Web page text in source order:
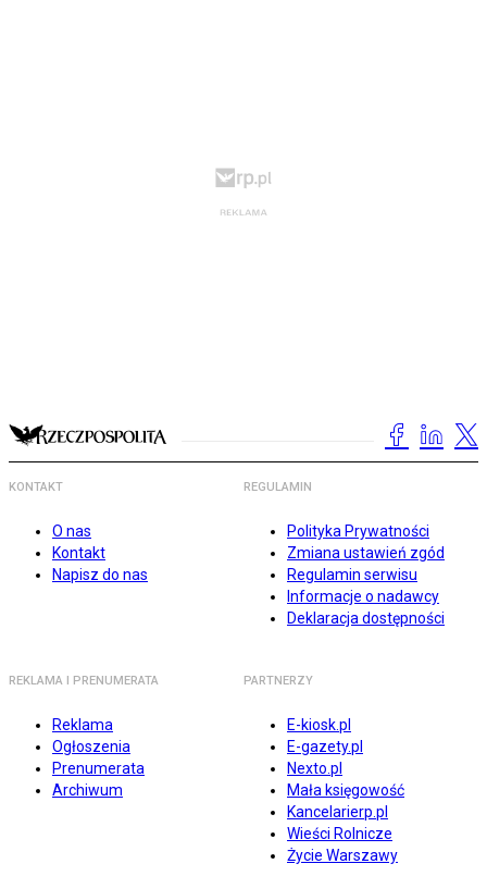
KONTAKT
O nas
Kontakt
Napisz do nas
REGULAMIN
Polityka Prywatności
Zmiana ustawień zgód
Regulamin serwisu
Informacje o nadawcy
Deklaracja dostępności
REKLAMA I PRENUMERATA
Reklama
Ogłoszenia
Prenumerata
Archiwum
PARTNERZY
E-kiosk.pl
E-gazety.pl
Nexto.pl
Mała księgowość
Kancelarierp.pl
Wieści Rolnicze
Życie Warszawy